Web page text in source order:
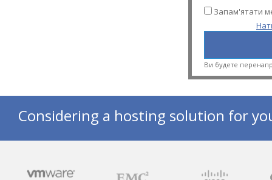
Запам'ятати
Ви будете
Considering a hosting solution for